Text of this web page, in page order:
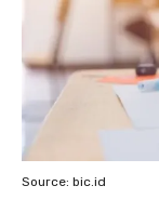
Source: bic.id